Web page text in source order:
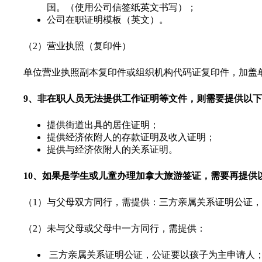
国。（使用公司信签纸英文书写）；
公司在职证明模板（英文）。
（2）营业执照（复印件）
单位营业执照副本复印件或组织机构代码证复印件，加盖
9、非在职人员无法提供工作证明等文件，则需要提供以
提供街道出具的居住证明；
提供经济依附人的存款证明及收入证明；
提供与经济依附人的关系证明。
10、如果是学生或儿童办理加拿大旅游签证，需要再提供
（1）与父母双方同行，需提供：三方亲属关系证明公证
（2）未与父母或父母中一方同行，需提供：
三方亲属关系证明公证，公证要以孩子为主申请人